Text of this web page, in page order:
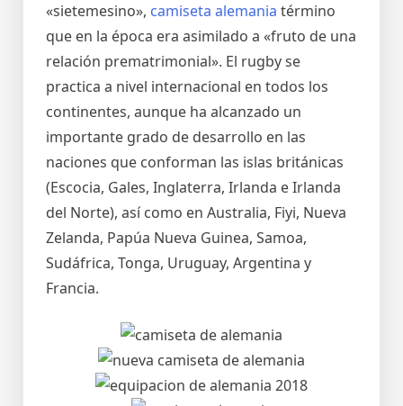
«sietemesino», camiseta alemania término
que en la época era asimilado a «fruto de una
relación prematrimonial». El rugby se
practica a nivel internacional en todos los
continentes, aunque ha alcanzado un
importante grado de desarrollo en las
naciones que conforman las islas británicas
(Escocia, Gales, Inglaterra, Irlanda e Irlanda
del Norte), así como en Australia, Fiyi, Nueva
Zelanda, Papúa Nueva Guinea, Samoa,
Sudáfrica, Tonga, Uruguay, Argentina y
Francia.